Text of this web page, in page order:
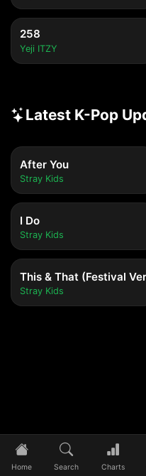
258
Yeji ITZY
Latest K-Pop
After You
Stray Kids
I Do
Stray Kids
This & That (Festival
Stray Kids
Home Search Charts
0:00/0:00